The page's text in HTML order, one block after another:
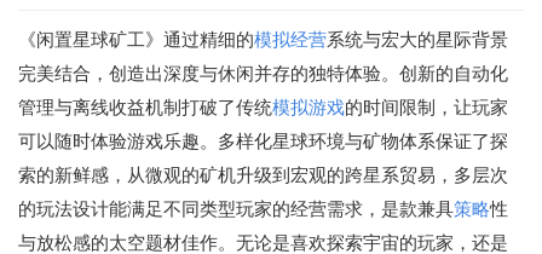
《闲置星球矿工》通过精细的模拟经营系统与宏大的星际背景
完美结合，创造出深度与休闲并存的独特体验。创新的自动化
管理与离线收益机制打破了传统模拟游戏的时间限制，让玩家
可以随时体验游戏乐趣。多样化星球环境与矿物体系保证了探
索的新鲜感，从微观的矿机升级到宏观的跨星系贸易，多层次
的玩法设计能满足不同类型玩家的经营需求，是款兼具策略性
与放松感的太空题材佳作。无论是喜欢探索宇宙的玩家，还是